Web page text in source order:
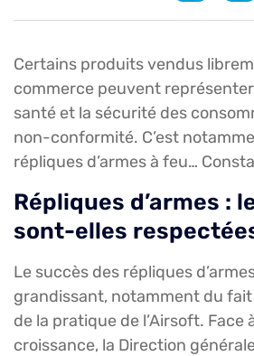
Certains produits vendus
commerce peuvent
santé et la sécurité des
non-conformité. C’est
répliques d’armes à feu…
Répliques d’armes :
sont-elles
Le succès des répliques
grandissant, notamment du
de la pratique de l’Airsoft. Face
croissance, la Direction